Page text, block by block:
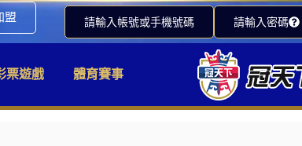
盟 請輸入帳號或手機號碼 請輸入密碼
票遊戲 體育賽事